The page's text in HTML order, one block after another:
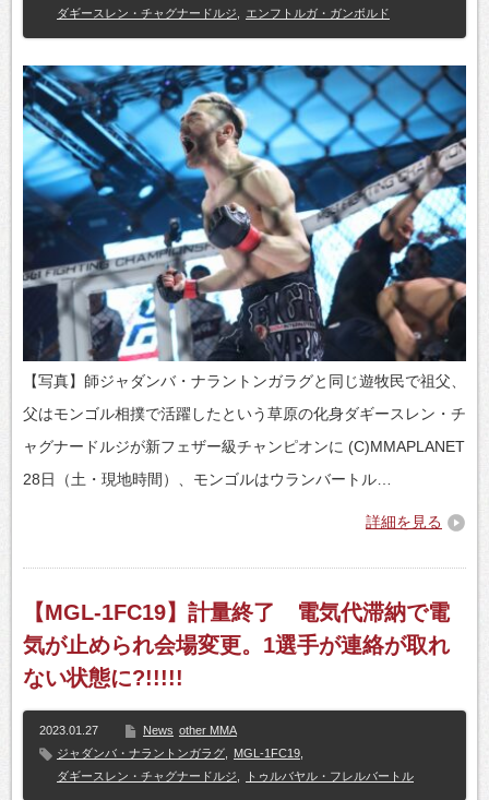
ダギースレン・チャグナードルジ エンフトルガ・ガンボルド
【写真】師ジャダンバ・ナラントンガラグと同じ遊牧民で祖父、
父はモンゴル相撲で活躍したという草原の化身ダギースレン・チ
ャグナードルジが新フェザー級チャンピオンに (C)MMAPLANET
28日（土・現地時間）、モンゴルはウランバートル…
詳細を見る
【MGL-1FC19】計量終了 電気代滞納で電
気が止められ会場変更。1選手が連絡が取れ
ない状態に?!!!!!
2023.01.27 News other MMA
ジャダンバ・ナラントンガラグ
MGL-1FC19
ダギースレン・チャグナードルジ
トゥルバヤル・フレルバートル